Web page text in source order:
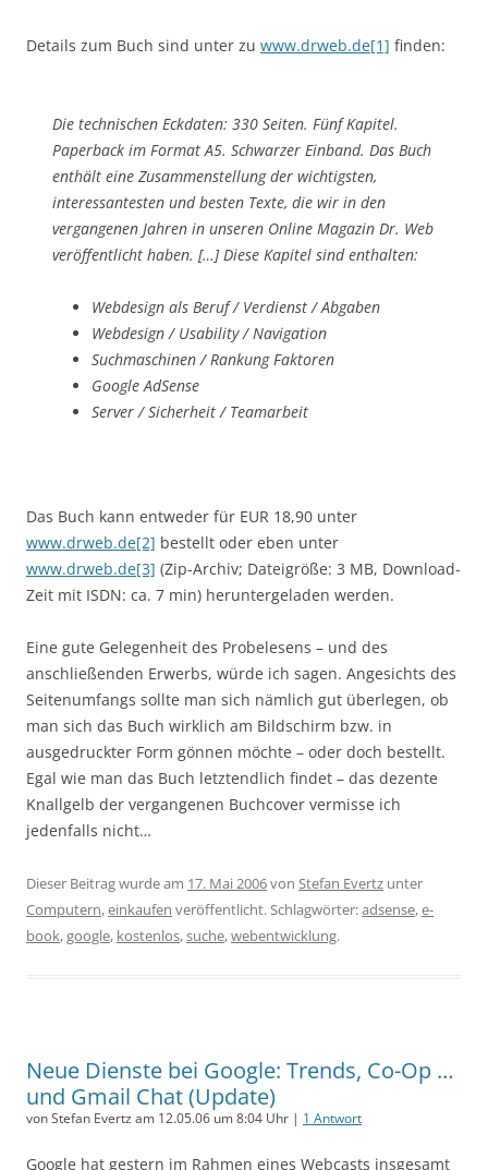
Details zum Buch sind unter zu www.drweb.de[1] finden:
Die technischen Eckdaten: 330 Seiten. Fünf Kapitel.
Paperback im Format A5. Schwarzer Einband. Das Buch
enthält eine Zusammenstellung der wichtigsten,
interessantesten und besten Texte, die wir in den
vergangenen Jahren in unseren Online Magazin Dr. Web
veröffentlicht haben. […] Diese Kapitel sind enthalten:
Webdesign als Beruf / Verdienst / Abgaben
Webdesign / Usability / Navigation
Suchmaschinen / Rankung Faktoren
Google AdSense
Server / Sicherheit / Teamarbeit
Das Buch kann entweder für EUR 18,90 unter
www.drweb.de[2] bestellt oder eben unter
www.drweb.de[3] (Zip-Archiv; Dateigröße: 3 MB, Download-
Zeit mit ISDN: ca. 7 min) heruntergeladen werden.
Eine gute Gelegenheit des Probelesens – und des
anschließenden Erwerbs, würde ich sagen. Angesichts des
Seitenumfangs sollte man sich nämlich gut überlegen, ob
man sich das Buch wirklich am Bildschirm bzw. in
ausgedruckter Form gönnen möchte – oder doch bestellt.
Egal wie man das Buch letztendlich findet – das dezente
Knallgelb der vergangenen Buchcover vermisse ich
jedenfalls nicht…
Dieser Beitrag wurde am 17. Mai 2006von Stefan Evertz unter
Computern,einkaufen veröffentlicht. Schlagwörter:adsense,e-
book,google, kostenlos,suche,webentwicklung.
Neue Dienste bei Google: Trends, Co-Op …
und Gmail Chat (Update)
von Stefan Evertz am 12.05.06 um 8:04 Uhr | 1 Antwort
Google hat gestern im Rahmen eines Webcasts insgesamt